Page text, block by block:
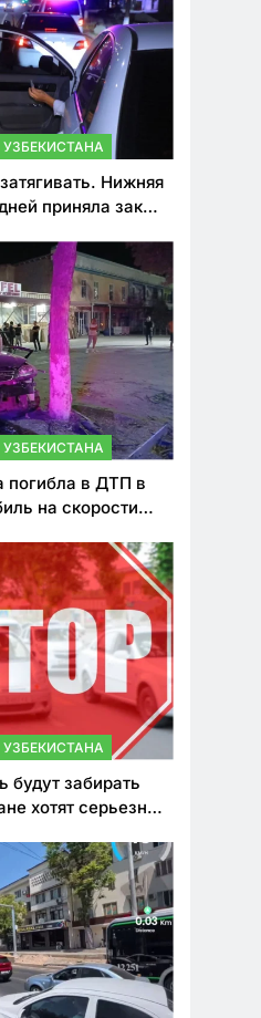
Нижняя
приняла закон
ПДД
погибла в ДТП в
на скорости
будут забирать
хотят серьезно